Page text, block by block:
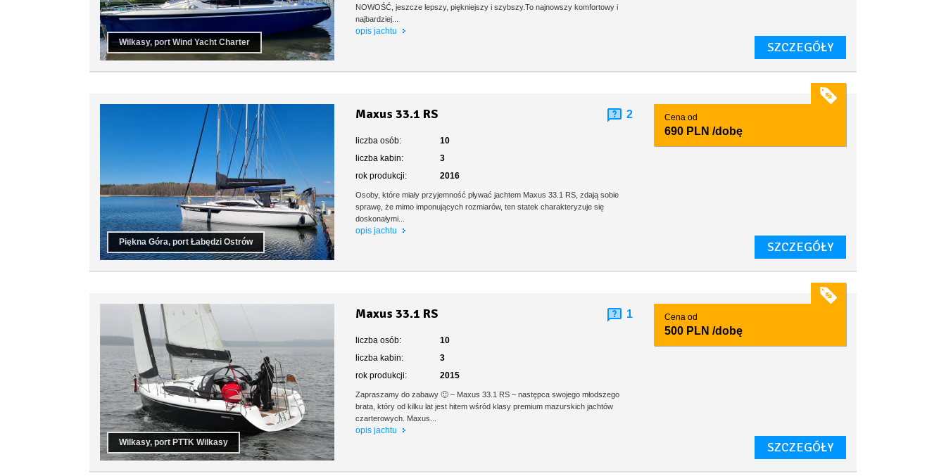
Wilkasy, port Wind Yacht Charter
NOWOŚĆ, jeszcze lepszy, piękniejszy i szybszy.To najnowszy komfortowy i
najbardziej...
opis jachtu
SZCZEGÓŁY
Piękna Góra, port Łabędzi Ostrów
Maxus 33.1 RS 2
liczba osób:
10
liczba kabin:
3
rok produkcji:
2016
Osoby, które miały przyjemność pływać jachtem Maxus 33.1 RS, zdają sobie
sprawę, że mimo imponujących rozmiarów, ten statek charakteryzuje się
doskonałymi...
opis jachtu
Cena od
690 PLN /dobę
SZCZEGÓŁY
Wilkasy, port PTTK Wilkasy
Maxus 33.1 RS 1
liczba osób:
10
liczba kabin:
3
rok produkcji:
2015
Zapraszamy do zabawy 🙂 – Maxus 33.1 RS – następca swojego młodszego
brata, który od kilku lat jest hitem wśród klasy premium mazurskich jachtów
czarterowych. Maxus...
opis jachtu
Cena od
500 PLN /dobę
SZCZEGÓŁY